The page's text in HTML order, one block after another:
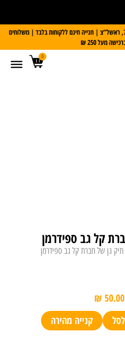
דיגיטלי במתנה
בקרו אותנו גם בחנות הפיזית: הרצל 74, ראשל”צ | חנייה חינם ללקוחות בלבד | משלוחים
מעל 250 ₪
0
קל גב ספידרמן
גן של חברת קל גב ספידרמן
₪ 50.00
קנייה מהירה